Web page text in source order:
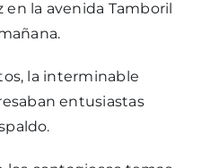
en la avenida Tamboril
la interminable
entusiastas